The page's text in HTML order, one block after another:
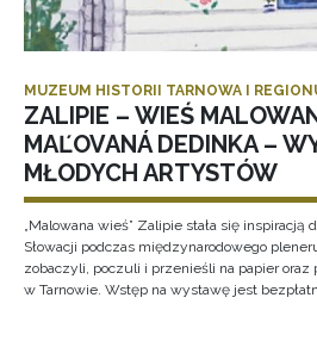
MUZEUM HISTORII TARNOWA I
ZALIPIE – WIEŚ
MAĽOVANÁ DEDINKA –
MŁODYCH ARTYSTÓW
„Malowana wieś” Zalipie stała się inspiracją
Słowacji podczas międzynarodowego
zobaczyli, poczuli i przenieśli na papier oraz
w Tarnowie. Wstęp na wystawę jest